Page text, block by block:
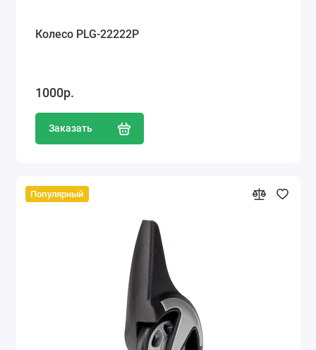
Колесо PLG-22222Р
1000р.
Заказать
Популярный